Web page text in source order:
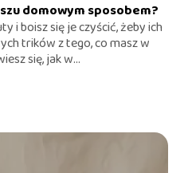
domowym sposobem?
i boisz się je czyścić, żeby ich
trików z tego, co masz w
się, jak w...